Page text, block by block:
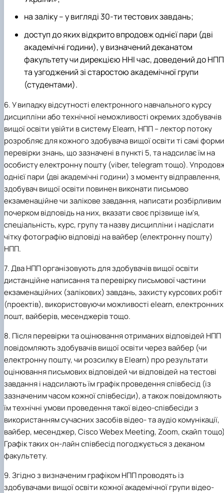
на заліку – у вигляді 30-ти тестових завдань;
доступ до яких відкрито впродовж однієї пари (дві
академічні години), у визначений деканатом
факультету чи дирекцією ННІ час, доведений до НПП
та узгоджений зі старостою академічної групи
(студентами).
6. У випадку відсутності електронного навчального курсу
дисципліни або технічної неможливості окремих здобувачів
вищої освіти увійти в систему Elearn, НПП – лектор потоку
розробляє для кожного здобувача вищої освіти ті самі форми
перевірки знань, що зазначені в пункті 5, та надсилає їм на
особисту електронну пошту (viber, telegram тощо).
однієї пари (дві академічні години) з моменту відправлення,
здобувач вищої освіти повинен виконати письмово
екзаменаційне чи залікове завдання, написати розбірливим
почерком відповідь на них, вказати своє прізвище ім'я,
спеціальність, курс, групу та назву дисципліни і надіслати
чітку фотографію відповіді на вайбер (електронну пошту)
НПП.
7. Два НПП організовують для здобувачів вищої освіти
дистанційне написання та перевірку письмової частини
екзаменаційних (залікових) завдань, захисту курсових робіт
(проектів), використовуючи можливості elearn, електронних
пошт, вайберів, месенджерів тощо.
8. Після перевірки та оцінювання отриманих відповідей НПП
повідомляють здобувачів вищої освіти через вайбер (чи
електронну пошту, чи розсилку в Еleаrn) про результати
оцінювання письмових відповідей чи відповідей на тестові
завдання і надсилають їм графік проведення співбесід (із
зазначеним часом кожної співбесіди), а також повідомляють
їм технічні умови проведення такої відео-співбесіди з
використанням сучасних засобів відео- та аудіо комунікації,
вайбер, месенджер, Cisco Webex Meeting, Zoom, скайп
Графік таких он-лайн співбесід погоджується з деканом
факультету.
9. Згідно з визначеним графіком НПП проводять із
здобувачами вищої освіти кожної академічної групи відео-